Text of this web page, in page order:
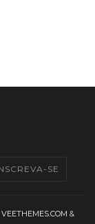
VEETHEMES.COM &